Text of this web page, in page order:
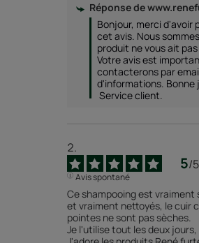
Réponse de
Bonjour, merci d'avoir
cet avis. Nous
produit ne vous ait
Votre avis est
contacterons par
d'informations. Bonne
Service client.
5/5
Avis spontané
Ce shampooing est vraiment
et vraiment nettoyés, le cuir
pointes ne sont pas sèches.
Je l'utilise tout les deux